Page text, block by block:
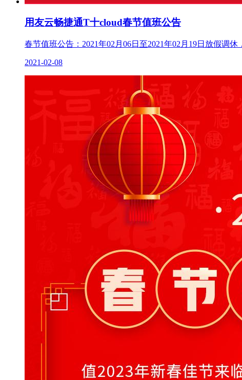
用友云畅捷通T十cloud春节值班公告
春节值班公告：2021年02月06日至2021年02月19日放假调
2021-02-08